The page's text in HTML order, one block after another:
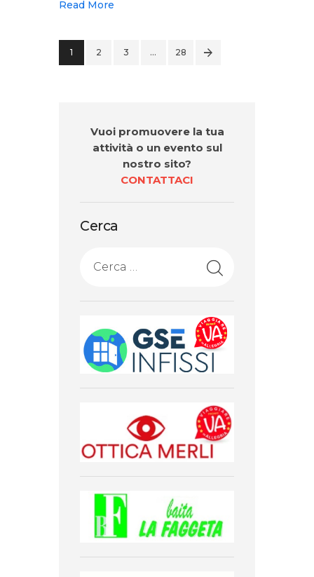
Read More
1 2 3 … 28
Vuoi promuovere la tua
attività o un evento sul
nostro sito?
CONTATTACI
Cerca